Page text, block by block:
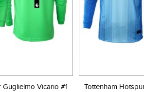
Vicario #1
Tottenham